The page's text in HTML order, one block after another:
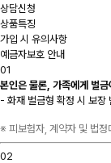
상담신청
상품특징
가입 시 유의사항
예금자보호 안내
01
본인은 물론, 가족에게 벌
- 화재 벌금형 확정 시 보장
※ 피보험자, 계약자 및 법
02